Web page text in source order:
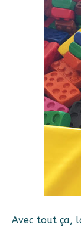
Avec tout ça,